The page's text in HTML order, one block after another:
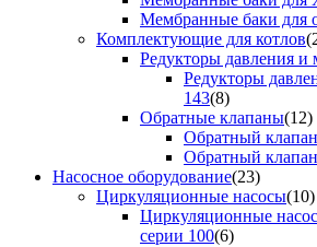
Мембранные баки для
Комплектующие для котлов
Редукторы давления и
Редукторы
143(8)
Обратные клапаны(12)
Обратный
Обратный
Насосное оборудование(23)
Циркуляционные насосы(10)
Циркуляционные
серии 100(6)